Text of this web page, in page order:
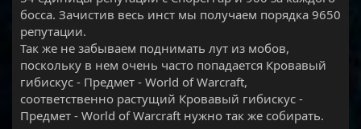
босса. Зачистив весь инст мы получаем порядка 9650
репутации.
Так же не забываем поднимать лут из мобов,
поскольку в нем очень часто попадается Кровавый
гибискус - Предмет - World of Warcraft,
соответственно растущий Кровавый гибискус -
Предмет - World of Warcraft нужно так же собирать.